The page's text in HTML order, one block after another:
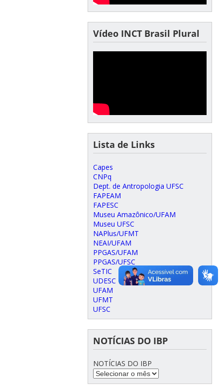
Vídeo INCT Brasil Plural
Lista de Links
Capes
CNPq
Dept. de Antropologia UFSC
FAPEAM
FAPESC
Museu Amazônico/UFAM
Museu UFSC
NAPlus/UFMT
NEAI/UFAM
PPGAS/UFAM
PPGAS/UFSC
SeTIC
UDESC
UFAM
UFMT
UFSC
NOTÍCIAS DO IBP
NOTÍCIAS DO IBP